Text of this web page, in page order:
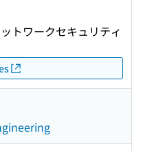
トワークセキュリティ